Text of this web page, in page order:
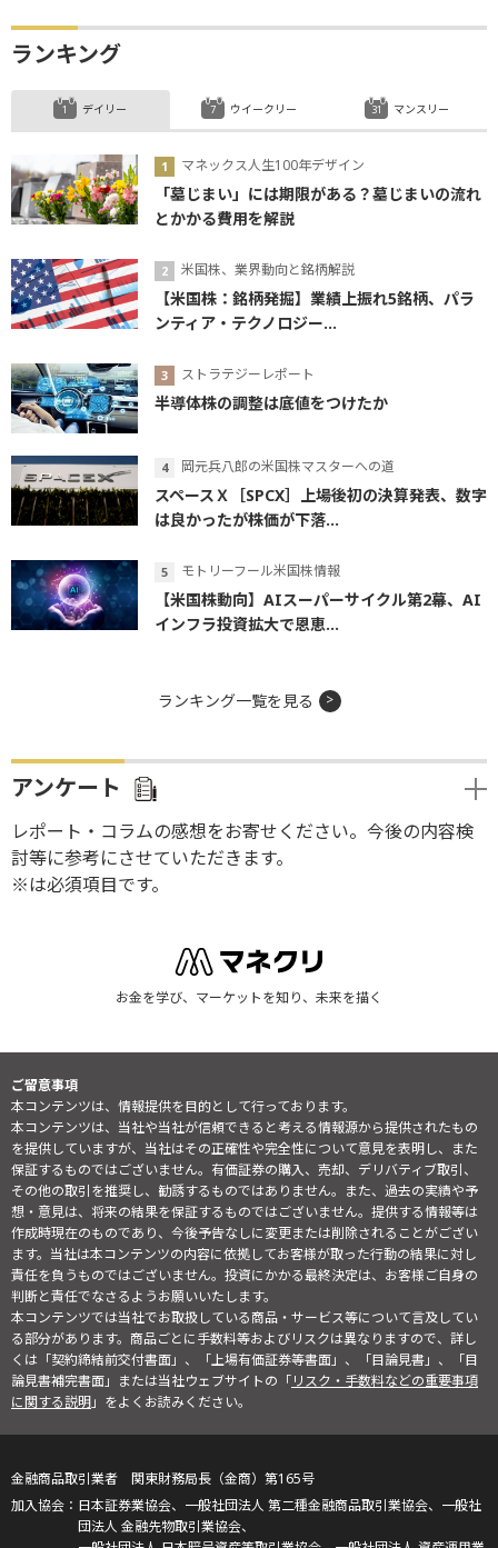
ランキング
デイリー
マネックス人生100年デザイン
「墓じまい」には期限がある？墓じまいの流れ
とかかる費用を解説
米国株、業界動向と銘柄解説
【米国株：銘柄発掘】業績上振れ5銘柄、パラ
ンティア・テクノロジー...
ストラテジーレポート
半導体株の調整は底値をつけたか
岡元兵八郎の米国株マスターへの道
スペースＸ［SPCX］上場後初の決算発表、数字
は良かったが株価が下落...
モトリーフール米国株情報
【米国株動向】AIスーパーサイクル第2幕、AI
インフラ投資拡大で恩恵...
ウイークリー マンスリー
ランキング一覧を見る
アンケート
レポート・コラムの感想をお寄せください。今後の内容検
討等に参考にさせていただきます。
※は必須項目です。
お金を学び、マーケットを知り、未来を描く
ご留意事項
本コンテンツは、情報提供を目的として行っております。
本コンテンツは、当社や当社が信頼できると考える情報源から提供されたもの
を提供していますが、当社はその正確性や完全性について意見を表明し、また
保証するものではございません。有価証券の購入、売却、デリバティブ取引、
その他の取引を推奨し、勧誘するものではありません。また、過去の実績や予
想・意見は、将来の結果を保証するものではございません。提供する情報等は
作成時現在のものであり、今後予告なしに変更または削除されることがござい
ます。当社は本コンテンツの内容に依拠してお客様が取った行動の結果に対し
責任を負うものではございません。投資にかかる最終決定は、お客様ご自身の
判断と責任でなさるようお願いいたします。
本コンテンツでは当社でお取扱している商品・サービス等について言及してい
る部分があります。商品ごとに手数料等およびリスクは異なりますので、詳し
くは「契約締結前交付書面」、「上場有価証券等書面」、「目論見書」、「目
論見書補完書面」または当社ウェブサイトの「リスク・手数料などの重要事項
に関する説明」をよくお読みください。
金融商品取引業者 関東財務局長（金商）第165号
日本証券業協会、一般社団法人 第二種金融商品取引業協会、一般社
団法人 金融先物取引業協会、